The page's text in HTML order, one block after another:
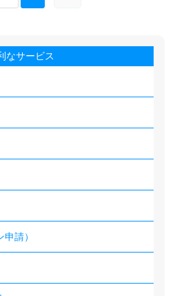
なサービス
請）